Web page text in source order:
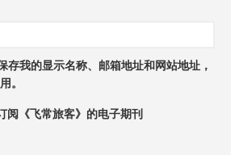
存我的显示名称、邮箱地址和网站地址，
。
阅《飞常旅客》的电子期刊